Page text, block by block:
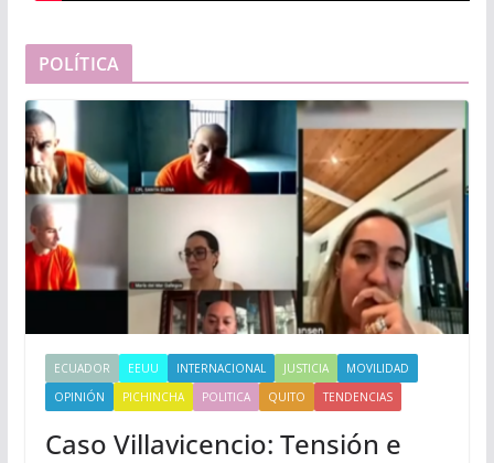
POLÍTICA
ECUADOR EEUU INTERNACIONAL JUSTICIA
MOVILIDAD
OPINIÓN
PICHINCHA POLITICA QUITO TENDENCIAS
Caso Villavicencio: Tensión e